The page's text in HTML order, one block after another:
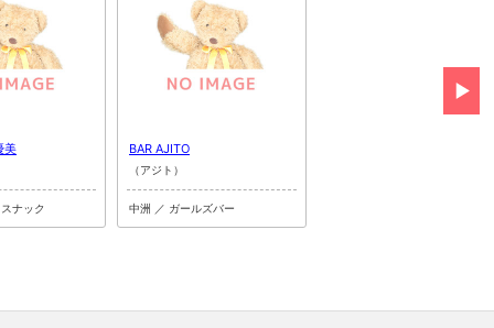
美
ナック
BAR AJITO
（アジト）
中洲 ／ ガールズバー